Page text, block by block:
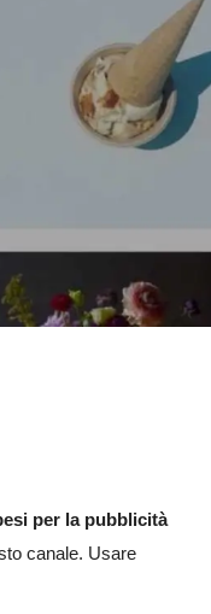
per la pubblicità
canale. Usare